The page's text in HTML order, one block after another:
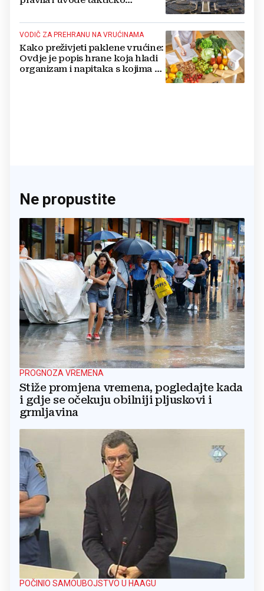
VODIČ ZA PREHRANU NA VRUĆINAMA
Kako preživjeti paklene vrućine:
Ovdje je popis hrane koja hladi
organizam i napitaka s kojima si
Ne propustite
PROGNOZA VREMENA
Stiže promjena vremena, pogledajte kada
i gdje se očekuju obilniji pljuskovi i
grmljavina
POČINIO SAMOUBOJSTVO U HAAGU